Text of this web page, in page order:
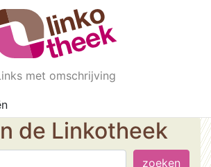
met omschrijving
de Linkotheek